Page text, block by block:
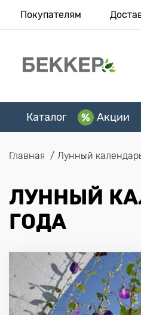
Покупателям
Каталог Акции
Главная Лунный
ЛУННЫЙ
ГОДА